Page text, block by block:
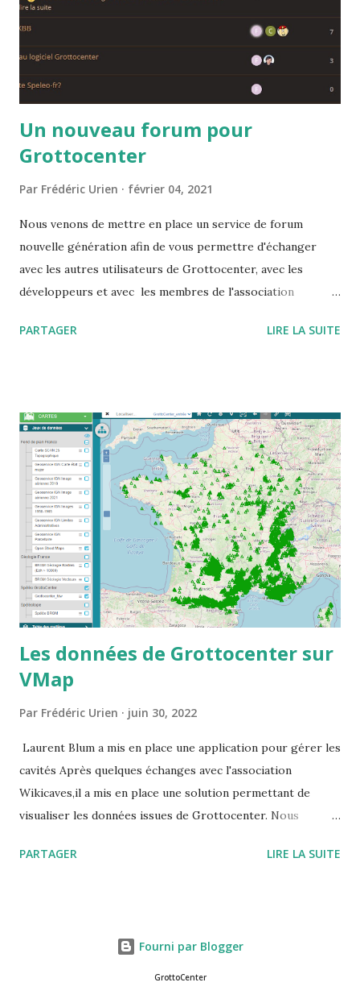
Un nouveau forum pour
Grottocenter
Par Frédéric Urien février 04, 2021
Nous venons de mettre en place un service de forum
nouvelle génération afin de vous permettre d'échanger
avec les autres utilisateurs de Grottocenter, avec les
développeurs et avec les membres de l'association
est https://grottocenter.discourse.group/
PARTAGER LIRE LA SUITE
Les données de Grottocenter sur
VMap
Par Frédéric Urien juin 30, 2022
Laurent Blum a mis en place une application pour gérer les
cavités Après quelques échanges avec l'association
Wikicaves,il a mis en place une solution permettant de
visualiser les données issues de Grottocenter. Nous
pour cela il a créé un utilisateur générique que vous
PARTAGER LIRE LA SUITE
Fourni par Blogger
GrottoCenter